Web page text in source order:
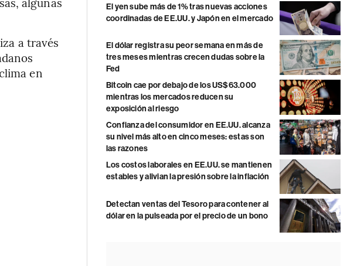
a través
en
El yen sube más de 1% tras nuevas acciones
coordinadas de EE.UU. y Japón en el mercado
El dólar registra su peor semana en más de
tres meses mientras crecen dudas sobre la
Fed
Bitcoin cae por debajo de los US$63.000
mientras los mercados reducen su
exposición al riesgo
Confianza del consumidor en EE.UU. alcanza
su nivel más alto en cinco meses: estas son
las razones
Los costos laborales en EE.UU. se mantienen
estables y alivian la presión sobre la inflación
Detectan ventas del Tesoro para contener al
dólar en la pulseada por el precio de un bono